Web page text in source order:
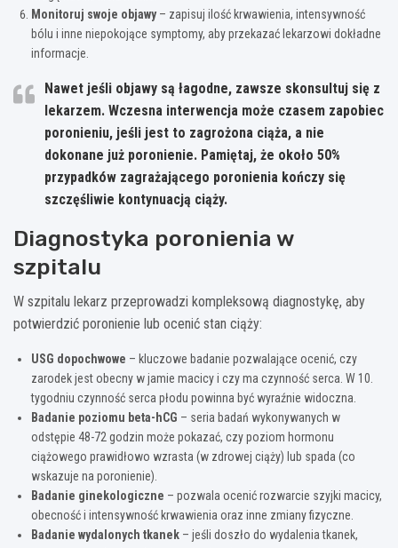
Monitoruj swoje objawy– zapisuj ilość krwawienia, intensywność
bólu i inne niepokojące symptomy, aby przekazać lekarzowi dokładne
informacje.
Nawet jeśli objawy są łagodne, zawsze skonsultuj się z
lekarzem. Wczesna interwencja może czasem zapobiec
poronieniu, jeśli jest to zagrożona ciąża, a nie
dokonane już poronienie. Pamiętaj, że około 50%
przypadków zagrażającego poronienia kończy się
szczęśliwie kontynuacją ciąży.
Diagnostyka poronienia w
szpitalu
W szpitalu lekarz przeprowadzi kompleksową diagnostykę, aby
potwierdzić poronienie lub ocenić stan ciąży:
USG dopochwowe – kluczowe badanie pozwalające ocenić, czy
zarodek jest obecny w jamie macicy i czy ma czynność serca. W 10.
tygodniu czynność serca płodu powinna być wyraźnie widoczna.
Badanie poziomu beta-hCG – seria badań wykonywanych w
odstępie 48-72 godzin może pokazać, czy poziom hormonu
ciążowego prawidłowo wzrasta (w zdrowej ciąży) lub spada (co
wskazuje na poronienie).
Badanie ginekologiczne – pozwala ocenić rozwarcie szyjki macicy,
obecność i intensywność krwawienia oraz inne zmiany fizyczne.
Badanie wydalonych tkanek – jeśli doszło do wydalenia tkanek,